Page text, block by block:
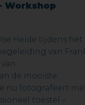
Workshop
Heide tijdens het
van
de mooiste
nu fotografeert
toestel –